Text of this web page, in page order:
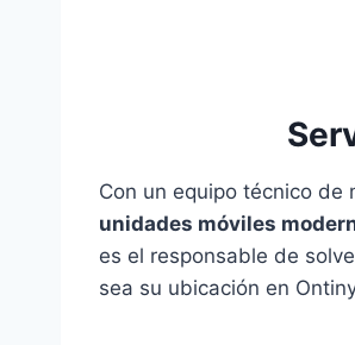
Con un equipo técnico de
unidades móviles
es el responsable de
sea su ubicación en